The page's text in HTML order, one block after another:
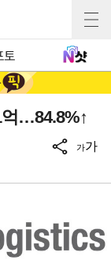
토
…84.8%↑
가가